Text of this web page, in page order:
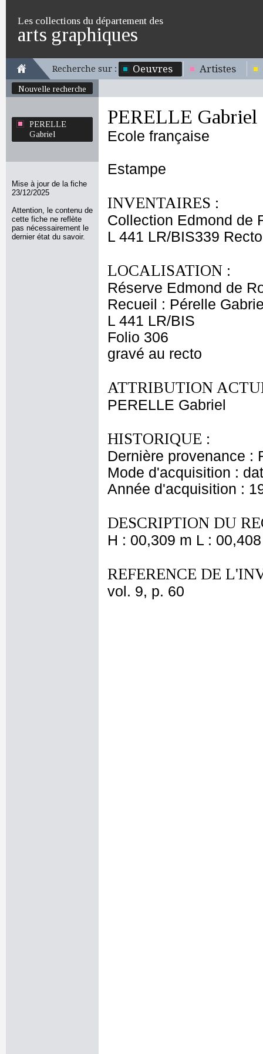
Les collections du département des
arts graphiques
Recherche sur : Oeuvres Artistes
Nouvelle recherche
PERELLE
Gabriel
Mise à jour de la fiche
23/12/2025
Attention, le contenu de
cette fiche ne reflète
pas nécessairement le
dernier état du savoir.
PERELLE Gabriel
Ecole française
Estampe
INVENTAIRES :
Collection Edmond de
L 441 LR/BIS339 Recto
LOCALISATION :
Réserve Edmond de
Recueil : Pérelle
L 441 LR/BIS
Folio 306
gravé au recto
ATTRIBUTION
PERELLE Gabriel
HISTORIQUE :
Dernière provenance :
Mode d'acquisition :
Année d'acquisition :
DESCRIPTION DU
H : 00,309 m L :
REFERENCE DE
vol. 9, p. 60